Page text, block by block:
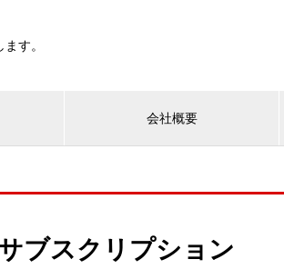
す。
会社概要
ブスクリプション